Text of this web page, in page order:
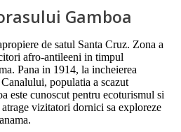
Gamboa
de satul Santa Cruz. Zona a
afro-antileeni in timpul
Pana in 1914, la incheierea
populatia a scazut
este cunoscut pentru ecoturismul si
vizitatori dornici sa exploreze